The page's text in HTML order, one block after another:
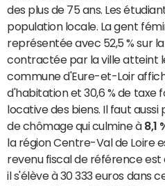
des plus de 75 ans. Les
population locale. La gent
représentée avec 52,5 % sur
contractée par la ville atteint
commune d'Eure-et-Loir
d'habitation et 30,6 % de taxe
locative des biens. Il faut
de chômage qui culmine à 8,1
la région Centre-Val de Loire
revenu fiscal de référence est
il s'élève à 30 333 euros dans